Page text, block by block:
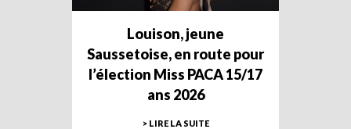
Louison, jeune
Saussetoise, en route pour
l’élection Miss PACA 15/17
ans 2026
> LIRE LA SUITE